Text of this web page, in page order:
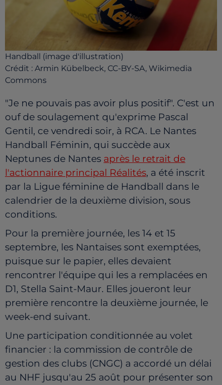
Handball (image d'illustration)
Crédit : Armin Kübelbeck, CC-BY-SA, Wikimedia
Commons
"Je ne pouvais pas avoir plus positif". C'est un
ouf de soulagement qu'exprime Pascal
Gentil, ce vendredi soir, à RCA. Le Nantes
Handball Féminin, qui succède aux
Neptunes de Nantes après le retrait de
l'actionnaire principal Réalités, a été inscrit
par la Ligue féminine de Handball dans le
calendrier de la deuxième division, sous
conditions.
Pour la première journée, les 14 et 15
septembre, les Nantaises sont exemptées,
puisque sur le papier, elles devaient
rencontrer l'équipe qui les a remplacées en
D1, Stella Saint-Maur. Elles joueront leur
première rencontre la deuxième journée, le
week-end suivant.
Une participation conditionnée au volet
financier : la commission de contrôle de
gestion des clubs (CNGC) a accordé un délai
au NHF jusqu'au 25 août pour présenter son